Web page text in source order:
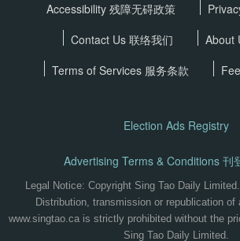
Accessibility 残障无碍政策
Contact Us 联络我们
About
Terms of Services 服务条款
Election Ads Registry
Advertising Terms & Conditions 刊
Legal Notice: Copyright Sing Tao Daily
Distribution, transmission or republication of
www.singtao.ca is strictly prohibited without the
Sing Tao Daily Limited.